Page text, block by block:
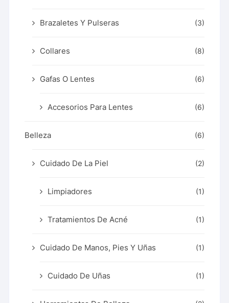
Brazaletes Y Pulseras (3)
Collares (8)
Gafas O Lentes (6)
Accesorios Para Lentes (6)
Belleza (6)
Cuidado De La Piel (2)
Limpiadores (1)
Tratamientos De Acné (1)
Cuidado De Manos, Pies Y Uñas (1)
Cuidado De Uñas (1)